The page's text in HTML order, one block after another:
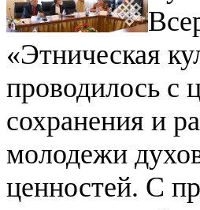
«Этническая
проводилось с
сохранения и
молодежи
ценностей. С